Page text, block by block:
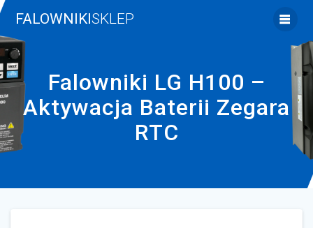
FALOWNIKISKLEP
Falowniki LG H100 –
Aktywacja Baterii Zegara
RTC